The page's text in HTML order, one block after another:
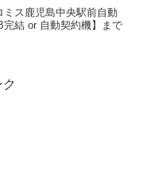
ス鹿児島中央駅前自動
結 or 自動契約機】まで